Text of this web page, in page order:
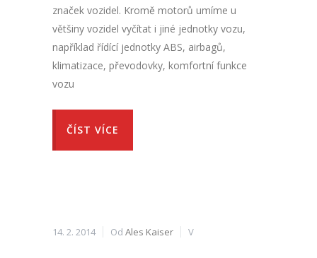
značek vozidel. Kromě motorů umíme u
většiny vozidel vyčítat i jiné jednotky vozu,
například řídící jednotky ABS, airbagů,
klimatizace, převodovky, komfortní funkce
vozu
ČÍST VÍCE
14. 2. 2014 Od Ales Kaiser V